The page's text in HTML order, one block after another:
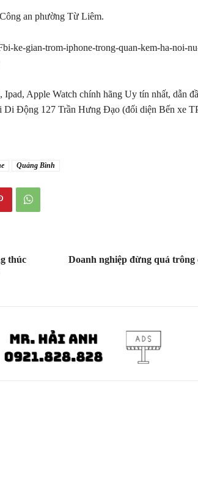
an phường Từ Liêm.
ke-gian-trom-iphone-trong-quan-kem-ha-noi-
Apple Watch chính hãng Uy tín nhất, dẫn
Di Động 127 Trần Hưng Đạo (đối diện Bến xe
Quảng Bình
thúc
Doanh nghiệp đừng quá trông